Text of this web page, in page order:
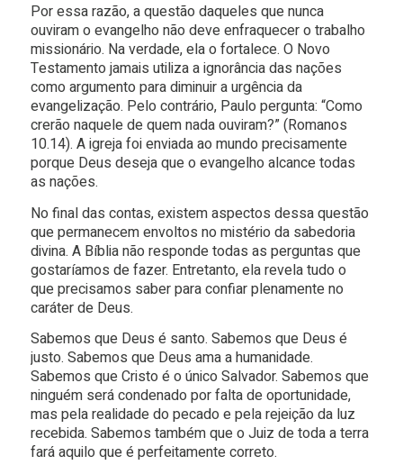
Por essa razão, a questão daqueles que nunca
ouviram o evangelho não deve enfraquecer o trabalho
missionário. Na verdade, ela o fortalece. O Novo
Testamento jamais utiliza a ignorância das nações
como argumento para diminuir a urgência da
evangelização. Pelo contrário, Paulo pergunta: “Como
crerão naquele de quem nada ouviram?” (Romanos
10.14). A igreja foi enviada ao mundo precisamente
porque Deus deseja que o evangelho alcance todas
as nações.
No final das contas, existem aspectos dessa questão
que permanecem envoltos no mistério da sabedoria
divina. A Bíblia não responde todas as perguntas que
gostaríamos de fazer. Entretanto, ela revela tudo o
que precisamos saber para confiar plenamente no
caráter de Deus.
Sabemos que Deus é santo. Sabemos que Deus é
justo. Sabemos que Deus ama a humanidade.
Sabemos que Cristo é o único Salvador. Sabemos que
ninguém será condenado por falta de oportunidade,
mas pela realidade do pecado e pela rejeição da luz
recebida. Sabemos também que o Juiz de toda a terra
fará aquilo que é perfeitamente correto.